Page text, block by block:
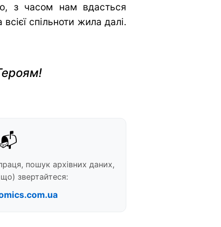
з часом нам вдасться
спільноти жила далі.
пошук архівних даних,
звертайтеся: